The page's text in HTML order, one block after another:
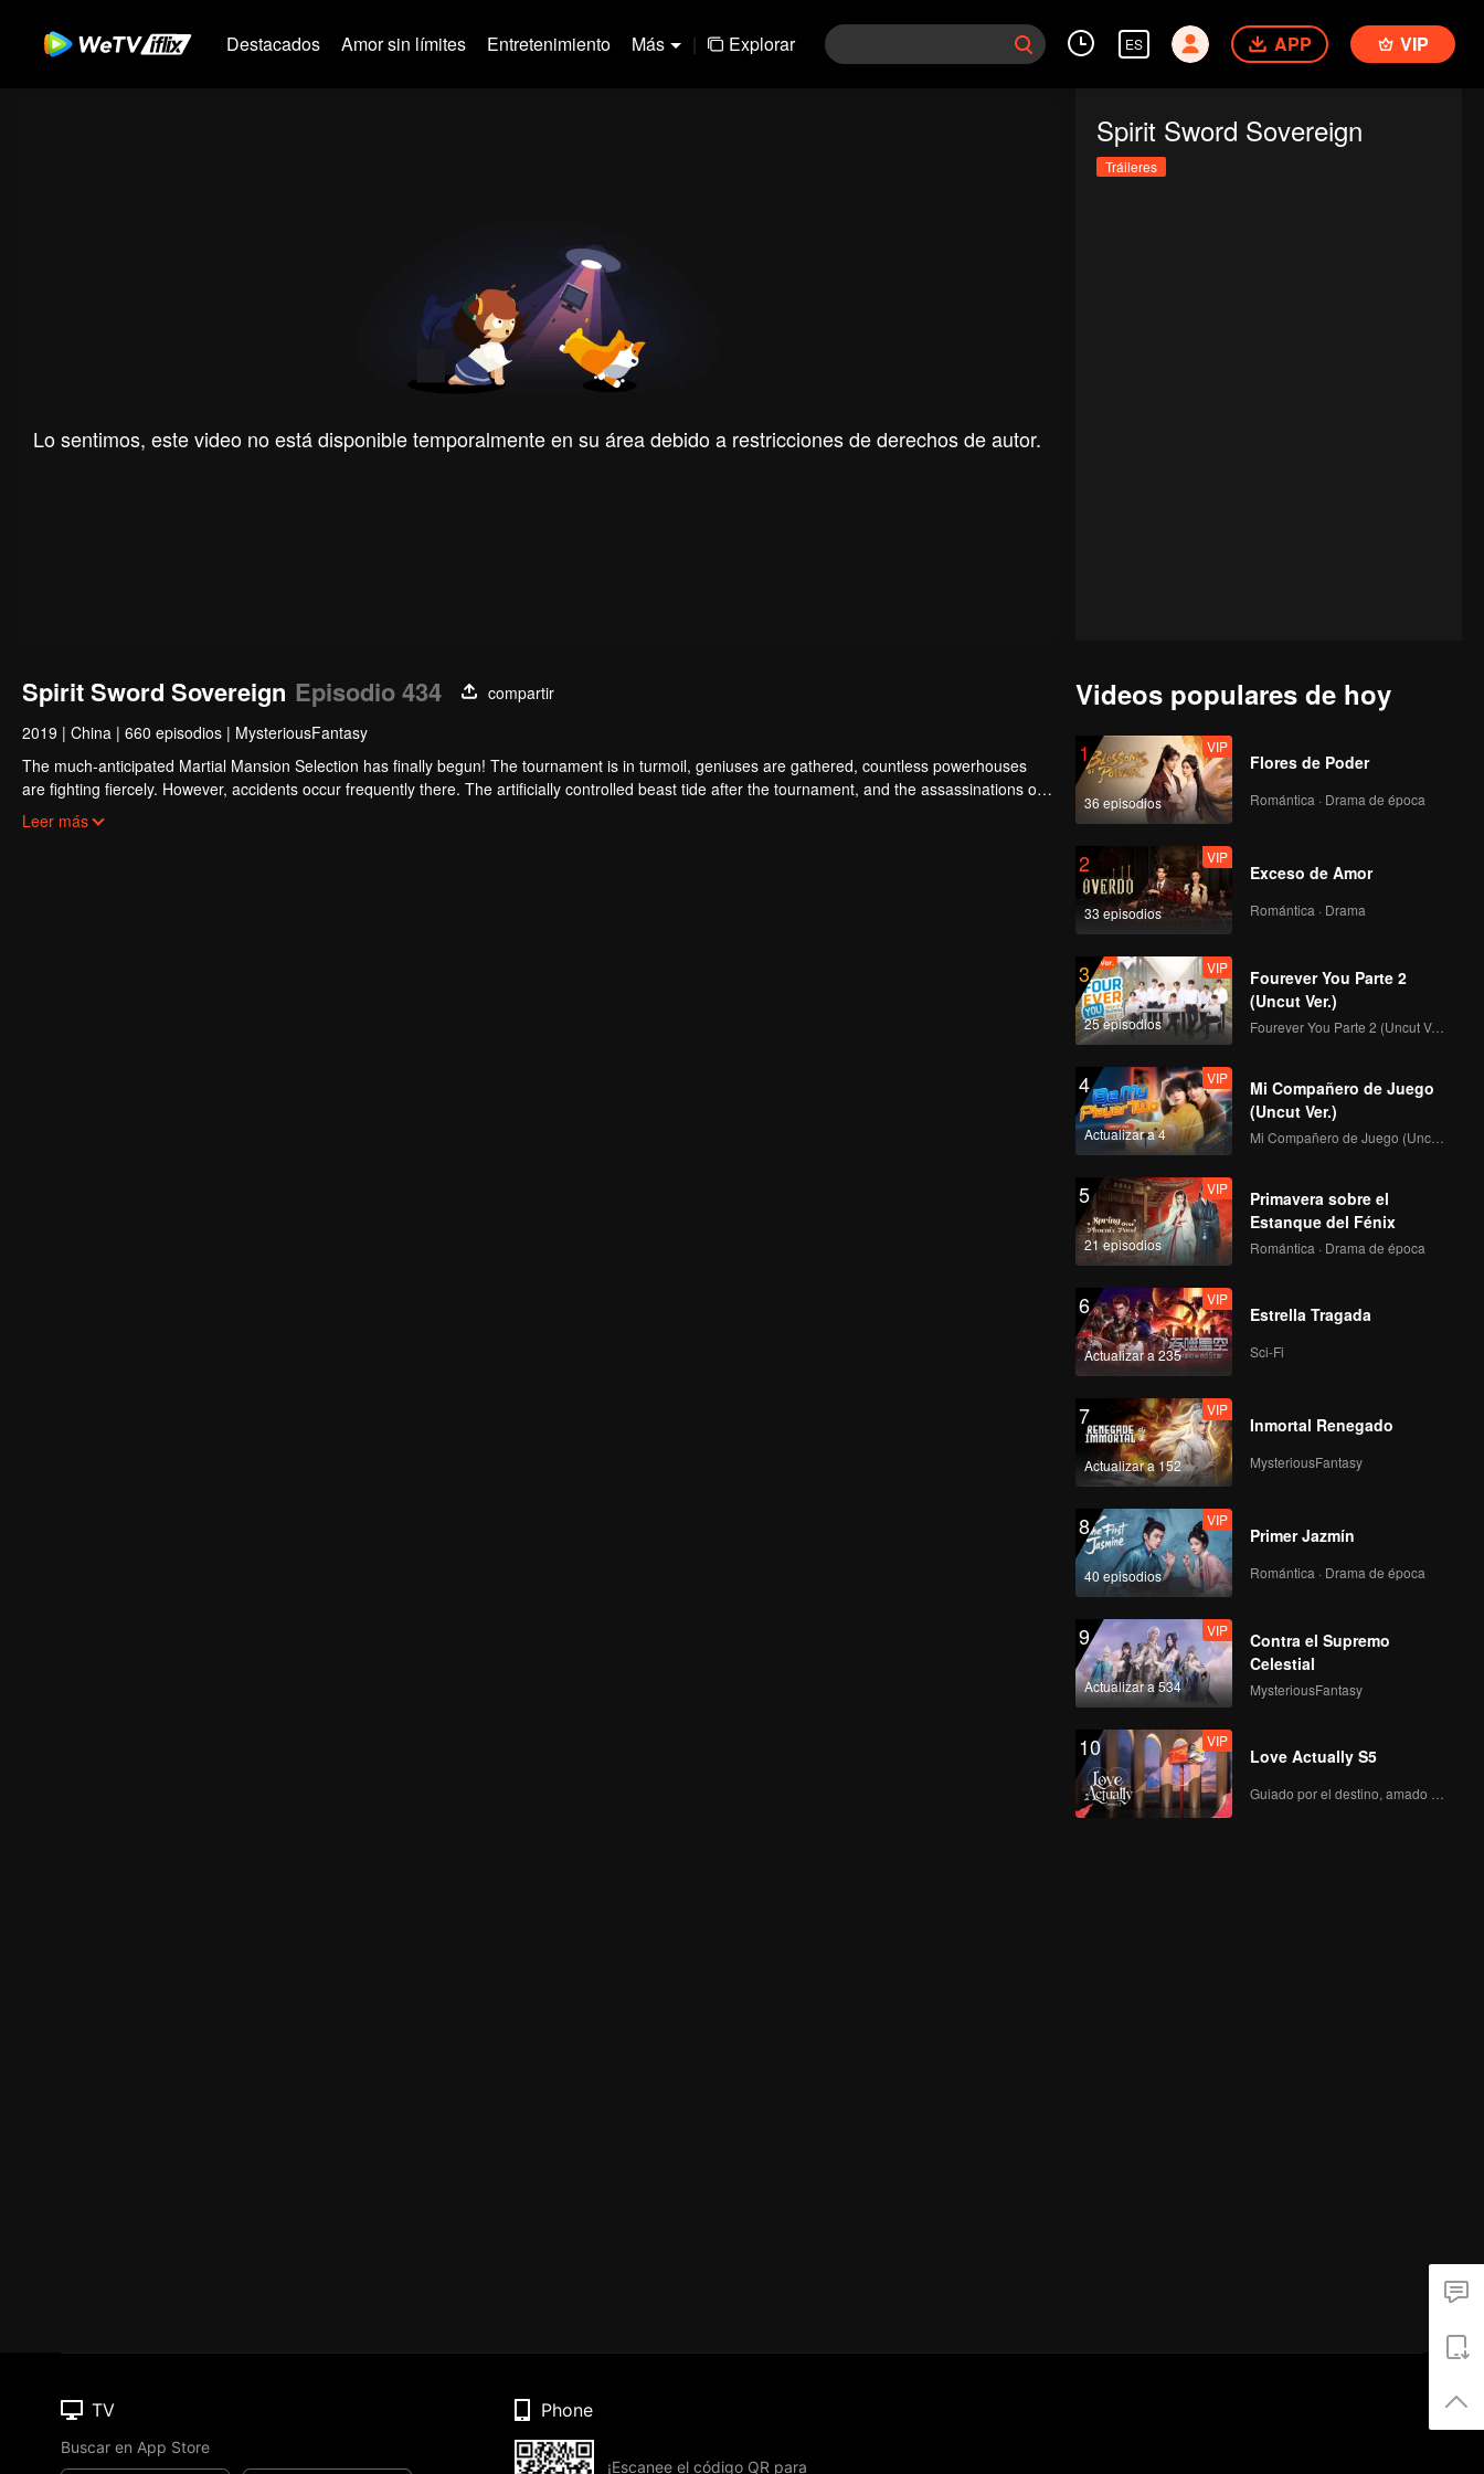
Destacados Amor sin límites Entretenimiento Más | Explorar ES APP VIP
Lo sentimos, este video no está disponible temporalmente en su área debido a restricciones de derechos de autor.
Spirit Sword Sovereign
Tráileres
Spirit Sword Sovereign Episodio 434
compartir
2019 | China | 660 episodios | MysteriousFantasy
The much-anticipated Martial Mansion Selection has finally begun! The tournament is in turmoil, geniuses are gathered, countless powerhouses
are fighting fiercely. However, accidents occur frequently there. The artificially controlled beast tide after the tournament, and the assassinations of
the strongest people that ensue, all reveal the mysterious and huge assassination sect, the Heavenly Evolution Sect. Let's see how Chu Xingyun is
Leer más
Videos populares de hoy
1
36 episodios
VIP
Flores de Poder
Romántica · Drama de época
2
33 episodios
VIP
Exceso de Amor
Romántica · Drama
3
25 episodios
VIP
Fourever You Parte 2
(Uncut Ver.)
Fourever You Parte 2 (Uncut Ver.)
4
Actualizar a 4
VIP
Mi Compañero de Juego
(Uncut Ver.)
Mi Compañero de Juego (Uncut Ver.)
5
21 episodios
VIP
Primavera sobre el
Estanque del Fénix
Romántica · Drama de época
6
Actualizar a 235
VIP
Estrella Tragada
Sci-Fi
7
Actualizar a 152
VIP
Inmortal Renegado
MysteriousFantasy
8
40 episodios
VIP
Primer Jazmín
Romántica · Drama de época
9
Actualizar a 534
VIP
Contra el Supremo
Celestial
MysteriousFantasy
10 VIP
Love Actually S5
TV
Buscar en App Store
Phone
¡Escanee el código QR para